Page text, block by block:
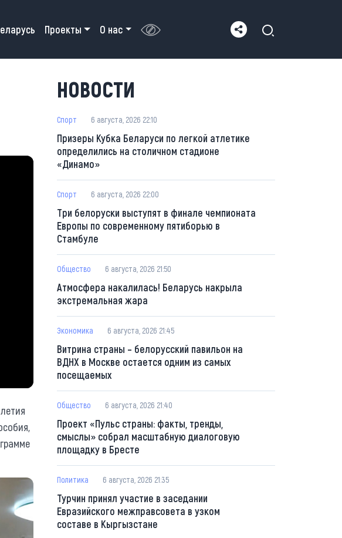
Проекты О нас
НОВОСТИ
Спорт 6 августа, 2026 22:10
Призеры Кубка Беларуси по легкой атлетике
определились на столичном стадионе
«Динамо»
Спорт 6 августа, 2026 22:00
Три белоруски выступят в финале чемпионата
Европы по современному пятиборью в
Стамбуле
Общество 6 августа, 2026 21:50
Атмосфера накалилась! Беларусь накрыла
экстремальная жара
Экономика 6 августа, 2026 21:45
Витрина страны – белорусский павильон на
ВДНХ в Москве остается одним из самых
посещаемых
Общество 6 августа, 2026 21:40
Проект «Пульс страны: факты, тренды,
смыслы» собрал масштабную диалоговую
площадку в Бресте
Политика 6 августа, 2026 21:35
Турчин принял участие в заседании
Евразийского межправсовета в узком
составе в Кыргызстане